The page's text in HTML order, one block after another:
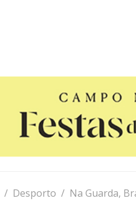
Desporto Na Guarda,